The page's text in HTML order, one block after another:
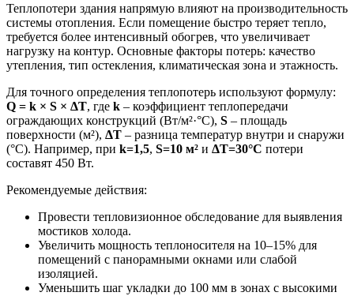
Теплопотери здания напрямую влияют на производительность
системы отопления. Если помещение быстро теряет тепло,
требуется более интенсивный обогрев, что увеличивает
нагрузку на контур. Основные факторы потерь: качество
утепления, тип остекления, климатическая зона и этажность.
Для точного определения теплопотерь используют формулу:
Q = k × S × ΔT, где k – коэффициент теплопередачи
ограждающих конструкций (Вт/м²·°C), S – площадь
поверхности (м²), ΔT – разница температур внутри и снаружи
(°C). Например, при k=1,5, S=10 м² и ΔT=30°C потери
составят 450 Вт.
Рекомендуемые действия:
Провести тепловизионное обследование для выявления
мостиков холода.
Увеличить мощность теплоносителя на 10–15% для
помещений с панорамными окнами или слабой
изоляцией.
Уменьшить шаг укладки до 100 мм в зонах с высокими